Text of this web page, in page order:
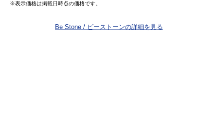
※表示価格は掲載日時点の価格です。
Be Stone / ビーストーンの詳細を見る